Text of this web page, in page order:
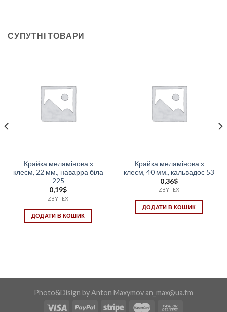
СУПУТНІ ТОВАРИ
Крайка меламінова з
клеєм, 22 мм., наварра біла
225
0,19$
ZBYTEX
ДОДАТИ В КОШИК
Крайка меламінова з
клеєм, 40 мм., кальвадос 53
0,36$
ZBYTEX
ДОДАТИ В КОШИК
Photo&Disign by Anton Maxymov an_max@ua.fm